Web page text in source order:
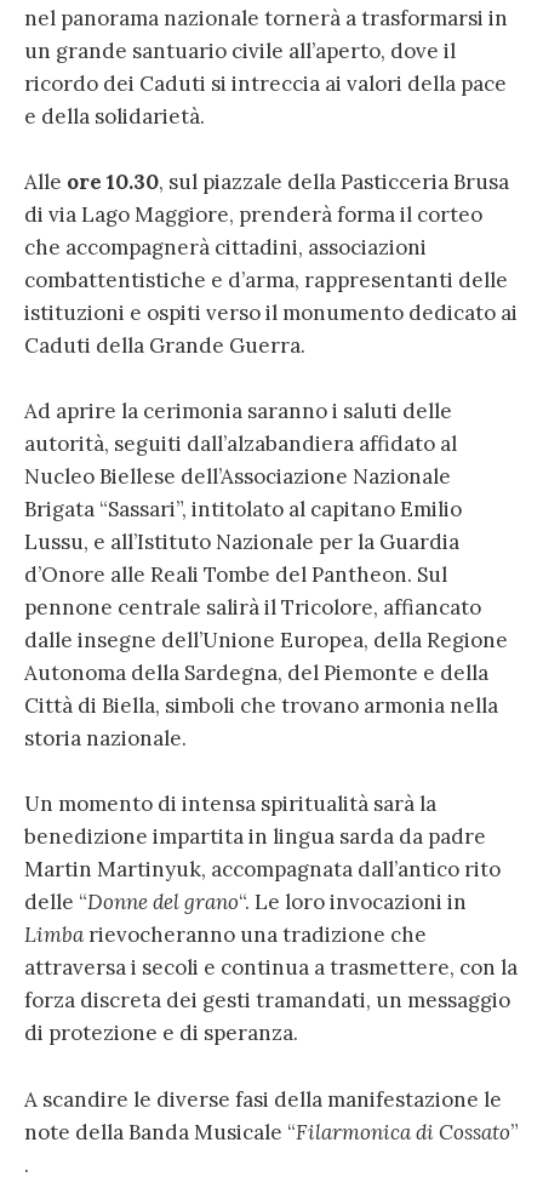
nel panorama nazionale tornerà a trasformarsi in
un grande santuario civile all’aperto, dove il
ricordo dei Caduti si intreccia ai valori della pace
e della solidarietà.
Alle ore 10.30, sul piazzale della Pasticceria Brusa
di via Lago Maggiore, prenderà forma il corteo
che accompagnerà cittadini, associazioni
combattentistiche e d’arma, rappresentanti delle
istituzioni e ospiti verso il monumento dedicato ai
Caduti della Grande Guerra.
Ad aprire la cerimonia saranno i saluti delle
autorità, seguiti dall’alzabandiera affidato al
Nucleo Biellese dell’Associazione Nazionale
Brigata “Sassari”, intitolato al capitano Emilio
Lussu, e all’Istituto Nazionale per la Guardia
d’Onore alle Reali Tombe del Pantheon. Sul
pennone centrale salirà il Tricolore, affiancato
dalle insegne dell’Unione Europea, della Regione
Autonoma della Sardegna, del Piemonte e della
Città di Biella, simboli che trovano armonia nella
storia nazionale.
Un momento di intensa spiritualità sarà la
benedizione impartita in lingua sarda da padre
Martin Martinyuk, accompagnata dall’antico rito
delle “Donne del grano“. Le loro invocazioni in
Limba rievocheranno una tradizione che
attraversa i secoli e continua a trasmettere, con la
forza discreta dei gesti tramandati, un messaggio
di protezione e di speranza.
A scandire le diverse fasi della manifestazione le
note della Banda Musicale “Filarmonica di Cossato”
.